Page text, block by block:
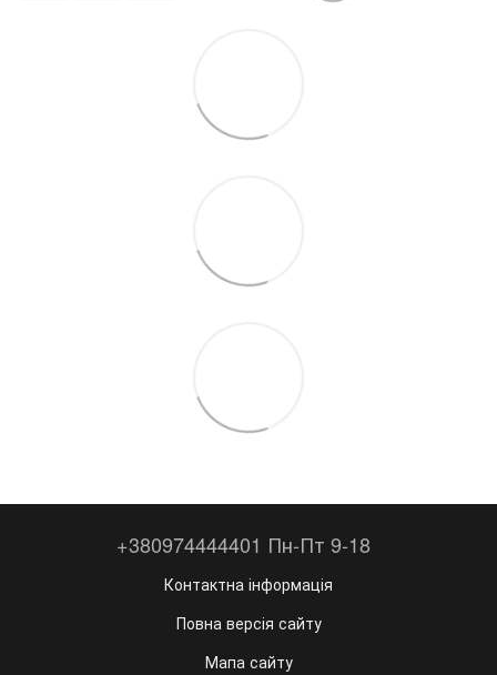
+380974444401 Пн-Пт 9-18
Контактна інформація
Повна версія сайту
Мапа сайту